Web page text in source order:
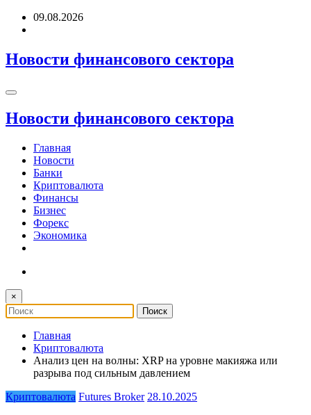
Перейти09.08.2026
Новости финансового сектора
Новости финансового сектора
Главная
Новости
Банки
Криптовалюта
Финансы
Бизнес
Форекс
Экономика
×
Главная
Криптовалюта
Анализ цен на волны: XRP на уровне макияжа или
разрыва под сильным давлением
Криптовалюта Futures Broker 28.10.2025